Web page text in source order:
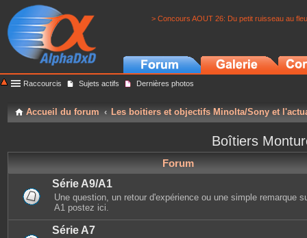
> Concours AOUT 26: Du petit ruisseau au
Raccourcis Sujets actifs Dernières photos
Accueil du forum Les boitiers et objectifs Minolta/Sony et
Boîtiers
Forum
Série A9/A1
Une question, un retour d'expérience ou une simple remarque
A1 postez ici.
Série A7